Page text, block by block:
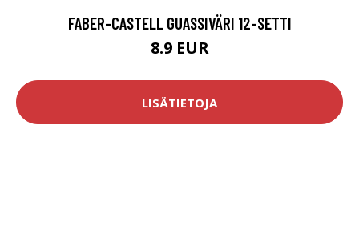
FABER-CASTELL GUASSIVÄRI 12-SETTI
8.9 EUR
LISÄTIETOJA